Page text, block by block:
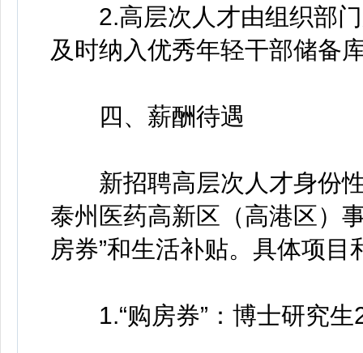
2.高层次人才由组织部门
及时纳入优秀年轻干部储备
四、薪酬待遇
新招聘高层次人才身份性
泰州医药高新区（高港区）
房券”和生活补贴。具体项目
1.“购房券”：博士研究生